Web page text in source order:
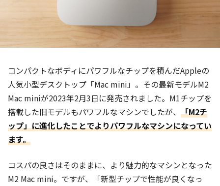
コンパクトなボディにパワフルなチップを積んだAppleの
人気小型デスクトップ「Mac mini」。その最新モデルM2
Mac miniが2023年2月3日に発売されました。M1チップを
搭載した旧モデルもパワフルなマシンでしたが、 「M2チ
ップ」に進化したことでよりパワフルなマシンになってい
ます。
コスパの良さはそのままに、より魅力的なマシンとなった
M2 Mac mini。ですが、「新型チップで性能が良くなっ